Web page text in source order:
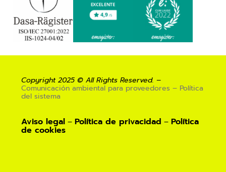
Copyright 2025 © All Rights Reserved. –
Comunicación ambiental para proveedores – Política
del sistema
Aviso legal – Política de privacidad – Política
de cookies